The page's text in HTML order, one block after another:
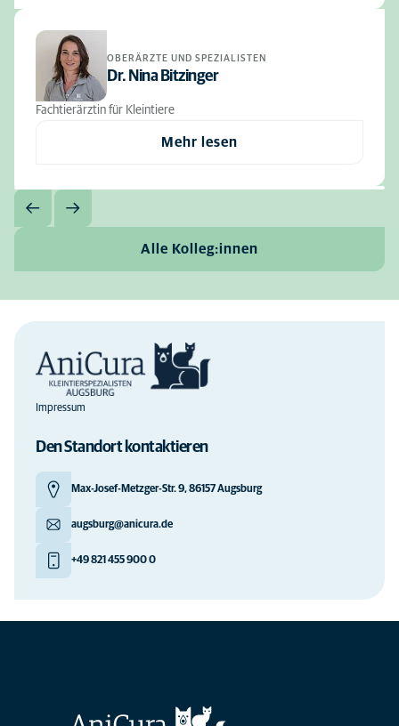
OBERÄRZTE UND SPEZIALISTEN
Dr. Nina Bitzinger
Fachtierärztin für Kleintiere
Mehr lesen
Alle Kolleg:innen
Impressum
Den Standort kontaktieren
Max-Josef-Metzger-Str. 9, 86157 Augsburg
augsburg@anicura.de
+49 821 455 900 0